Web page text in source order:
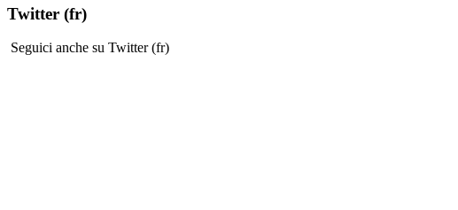
Twitter (fr)
Seguici anche su Twitter (fr)